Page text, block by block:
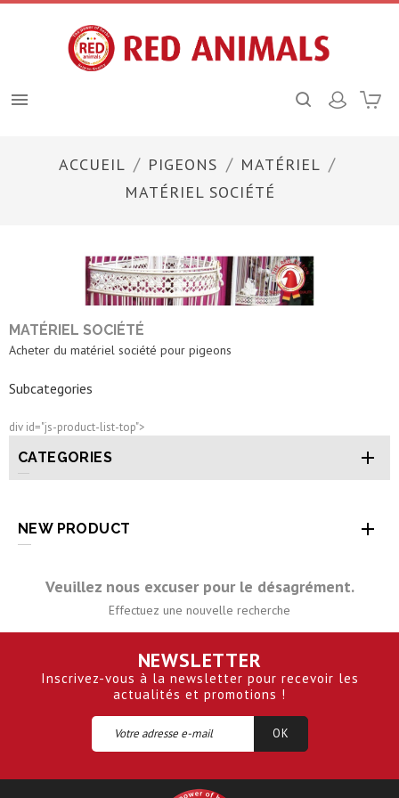

ACCUEIL PIGEONS
MATÉRIEL
MATÉRIEL SOCIÉTÉ
MATÉRIEL SOCIÉTÉ
Acheter du matériel société pour pigeons
Subcategories
div id="js-product-list-top">
CATEGORIES 
NEW PRODUCT 
Veuillez nous excuser pour le désagrément.
Effectuez une nouvelle recherche
NEWSLETTER
Inscrivez-vous à la newsletter pour recevoir les
actualités et promotions !